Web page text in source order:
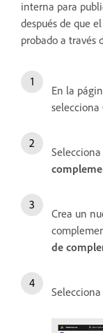
interna para
después de que
probado a través
En la
selecciona
Crea un
de
Selecciona